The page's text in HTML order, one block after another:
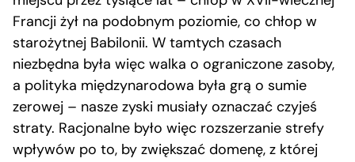
Francji żył na podobnym poziomie, co chłop w
starożytnej Babilonii. W tamtych czasach
niezbędna była więc walka o ograniczone zasoby,
a polityka międzynarodowa była grą o sumie
zerowej – nasze zyski musiały oznaczać czyjeś
straty. Racjonalne było więc rozszerzanie strefy
wpływów po to, by zwiększać domenę, z której